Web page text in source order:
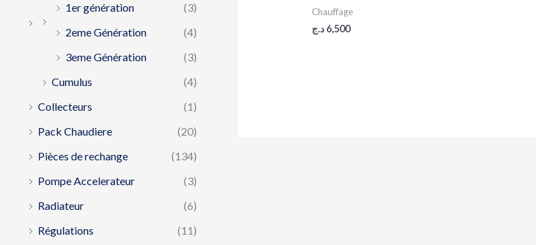
1er génération
(3)
2eme Génération
(4)
3eme Génération
(3)
Cumulus
(4)
Collecteurs
(1)
Pack Chaudiere
(20)
Pièces de rechange
(134)
Pompe Accelerateur
(3)
Radiateur
(6)
Régulations
(11)
Chauffage
6,500 د.ج